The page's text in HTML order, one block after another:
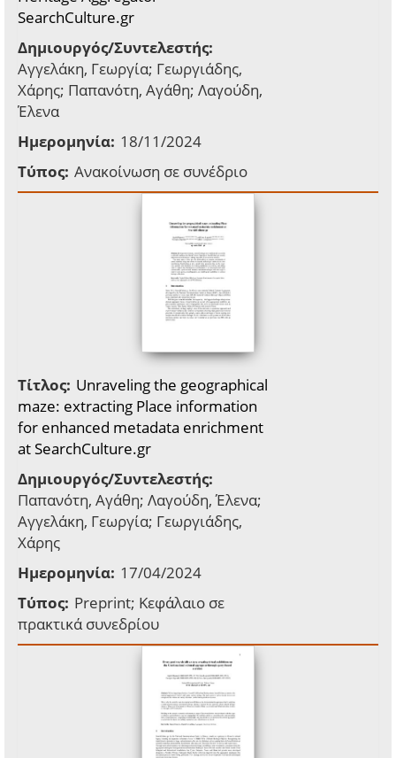
SearchCulture.gr
Δημιουργός/Συντελεστής:
Αγγελάκη, Γεωργία; Γεωργιάδης,
Χάρης; Παπανότη, Αγάθη; Λαγούδη,
Έλενα
Ημερομηνία: 18/11/2024
Τύπος: Ανακοίνωση σε συνέδριο
Τίτλος: Unraveling the geographical
maze: extracting Place information
for enhanced metadata enrichment
at SearchCulture.gr
Δημιουργός/Συντελεστής:
Παπανότη, Αγάθη; Λαγούδη, Έλενα;
Αγγελάκη, Γεωργία; Γεωργιάδης,
Χάρης
Ημερομηνία: 17/04/2024
Τύπος: Preprint; Κεφάλαιο σε
πρακτικά συνεδρίου